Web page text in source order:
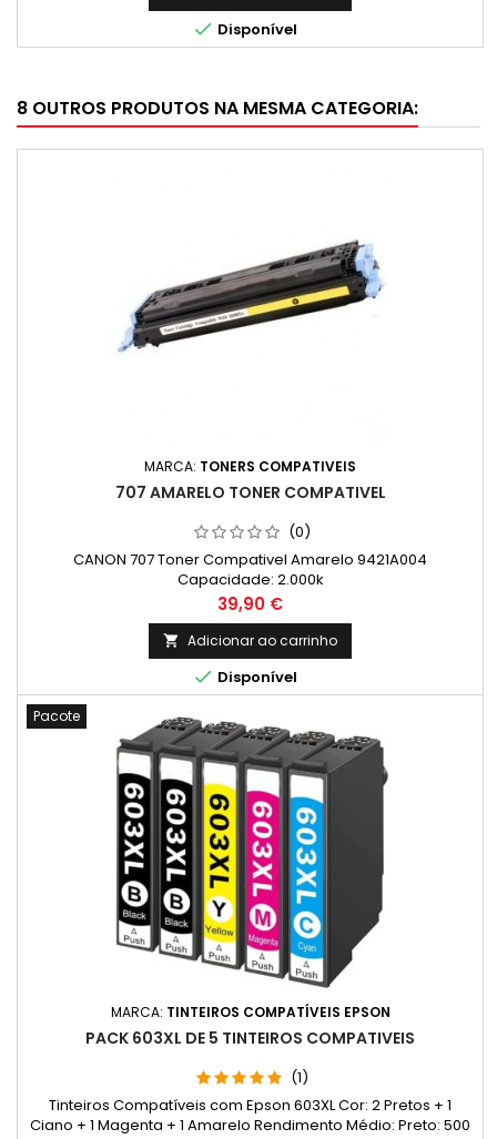
 Disponível
8 OUTROS PRODUTOS NA MESMA CATEGORIA:
MARCA: TONERS COMPATIVEIS
707 AMARELO TONER COMPATIVEL
(0)
CANON 707 Toner Compativel Amarelo 9421A004
Capacidade: 2.000k
Preço
39,90 €
 Adicionar ao carrinho
 Disponível
Pacote
MARCA: TINTEIROS COMPATÍVEIS EPSON
PACK 603XL DE 5 TINTEIROS COMPATIVEIS
(1)
Tinteiros Compatíveis com Epson 603XL Cor: 2 Pretos + 1
Ciano + 1 Magenta + 1 Amarelo Rendimento Médio: Preto: 500